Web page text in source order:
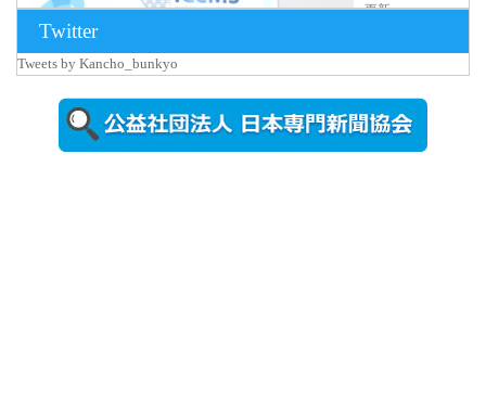
更新
iCeMS等を
視察した松
本文部科学
大...
Twitter
Tweets by Kancho_bunkyo